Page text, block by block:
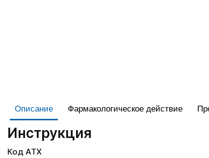
Описание Фармакологическое действие
Инструкция
Код АТХ